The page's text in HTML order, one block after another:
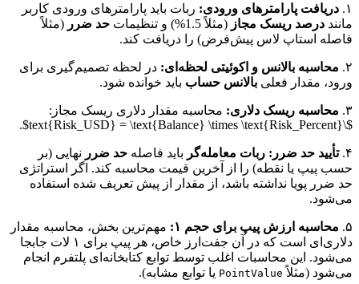
۱. دریافت پارامترهای ورودی: ربات باید پارامترهای ورودی کاربر
مانند درصد ریسک مجاز (مثلاً 1.5%) و تنظیمات حد ضرر (مثلاً
فاصله استاپ لاس پیش‌فرض) را دریافت کند.
۲. محاسبه بالانس و اکوئیتی لحظه‌ای: در لحظه تصمیم‌گیری برای
ورود، مقدار فعلی بالانس حساب باید خوانده شود.
۳. محاسبه ریسک دلاری: محاسبه مقدار دلاری ریسک مجاز:
$\text{Risk_USD} = \text{Balance} \times \text{Risk_Percent}$.
۴. تأیید حد ضرر: ربات معامله‌گر باید فاصله حد ضرر نهایی (بر
حسب پیپ یا نقطه) را از آخرین قیمت محاسبه کند. اگر استراتژی
حد ضرر پویا نداشته باشد، از مقدار از پیش تعریف شده استفاده
می‌شود.
۵. محاسبه ارزش پیپ برای حجم ۱:
مهم‌ترین بخش، محاسبه مقدار
دلاری‌ای است که در آن جفت‌ارز خاص، هر پیپ برای ۱ لات جابجا
می‌شود. این محاسبات اغلب توسط توابع کتابخانه‌ای پلتفرم انجام
می‌شود (مثلاً PointValue یا توابع مشابه).